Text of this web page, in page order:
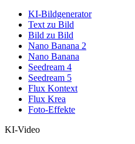
KI-Bildgenerator
Text zu Bild
Bild zu Bild
Nano Banana 2
Nano Banana
Seedream 4
Seedream 5
Flux Kontext
Flux Krea
Foto-Effekte
KI-Video